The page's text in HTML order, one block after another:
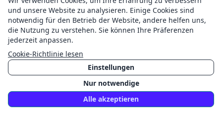
Intervallfasten & Timing
Gewicht halten: Morgen-Typ und
besserer Schlaf? (Studie)
Vergleichsstudie (2015): Erfolgreiche Gewicht-Halter
(NWCR, n=690) waren häufiger Morgen-Typen und
berichteten bessere Schlafqualitaet als
Teilnehmende klassischer Abnehm-Interventionen.
Min. Lesezeit
und unsere Website zu analysieren. Einige Cookies sind
notwendig für den Betrieb der Website, andere helfen uns,
die Nutzung zu verstehen. Sie können Ihre Präferenzen
jederzeit anpassen.
Cookie-Richtlinie lesen
Einstellungen
Nur notwendige
Alle akzeptieren